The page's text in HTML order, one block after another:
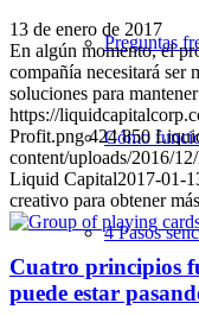
Preguntas
Cómo
4 Pasos
13 de enero de 2017
En algún momento, el
compañía necesitará ser
soluciones para
https://
Profit.png 424 850
content/uploads/2016/
Liquid Capital2017-01-
creativo para obtener
Cuatro principios
puede estar